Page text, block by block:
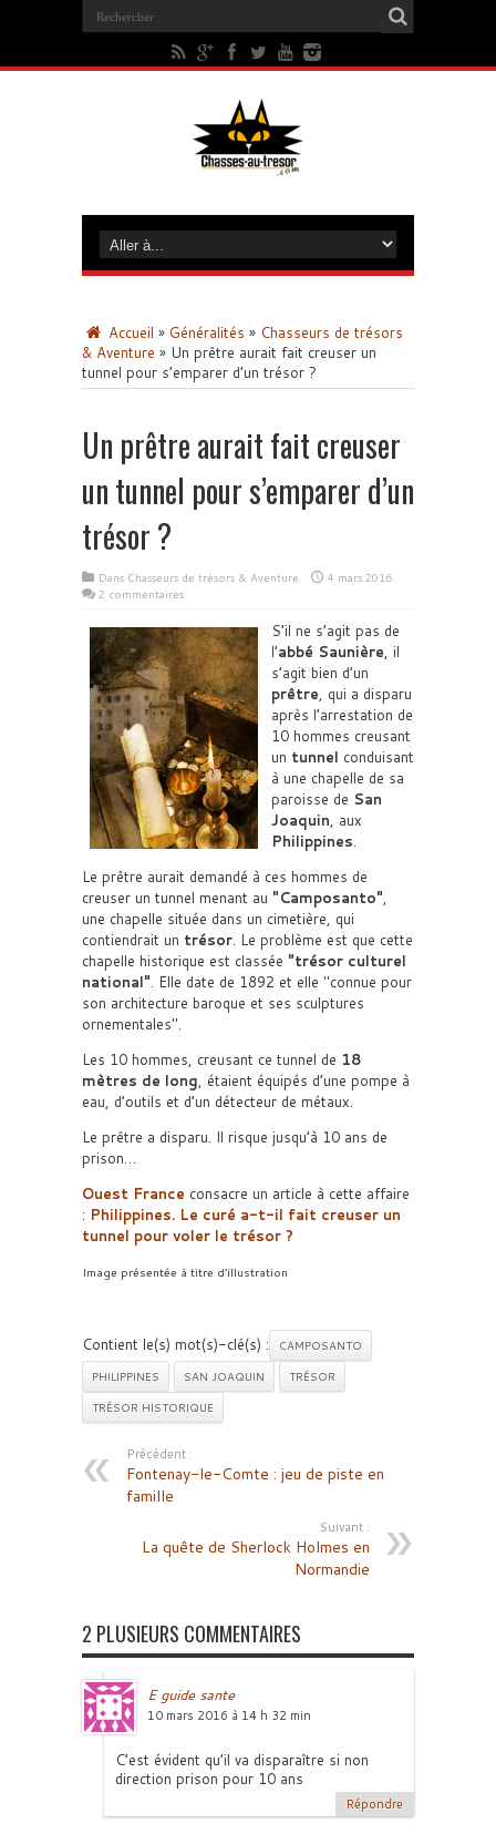
Accueil » Généralités » Chasseurs de trésors
& Aventure » Un prêtre aurait fait creuser un
tunnel pour s’emparer d’un trésor ?
Un prêtre aurait fait creuser
un tunnel pour s’emparer d’un
trésor ?
Dans Chasseurs de trésors & Aventure
4 mars 2016
2 commentaires
S’il ne s’agit pas de
l’abbé Saunière, il
s’agit bien d’un
prêtre, qui a disparu
après l’arrestation de
10 hommes creusant
un tunnel conduisant
à une chapelle de sa
paroisse de San
Joaquin, aux
Philippines.
Le prêtre aurait demandé à ces hommes de
creuser un tunnel menant au
Camposanto ,
une chapelle située dans un cimetière, qui
contiendrait un trésor. Le problème est que cette
chapelle historique est classée
trésor culturel
national . Elle date de 1892 et elle
connue pour
son architecture baroque et ses sculptures
ornementales .
Les 10 hommes, creusant ce tunnel de 18
mètres de long, étaient équipés d’une pompe à
eau, d’outils et d’un détecteur de métaux.
Le prêtre a disparu. Il risque jusqu’à 10 ans de
prison…
Ouest France consacre un article à cette affaire
: Philippines. Le curé a-t-il fait creuser un
tunnel pour voler le trésor ?
Image présentée à titre d’illustration
Contient le(s) mot(s)-clé(s) :
CAMPOSANTO
PHILIPPINES
SAN JOAQUIN
TRÉSOR
TRÉSOR HISTORIQUE
Précédent :
Fontenay-le-Comte : jeu de piste en
famille
Suivant :
La quête de Sherlock Holmes en
Normandie
2 PLUSIEURS COMMENTAIRES
E guide sante
10 mars 2016 à 14 h 32 min
C’est évident qu’il va disparaître si non
direction prison pour 10 ans
Répondre